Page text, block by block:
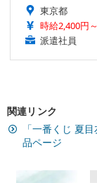
東京都
時給2,400円～
派遣社員
関連リンク
「一番くじ 夏
品ページ